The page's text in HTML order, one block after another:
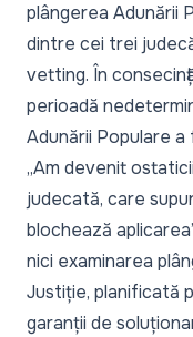
plângerea Adunării
dintre cei trei
vetting. În
perioadă
Adunării Populare
„Am devenit
judecată, care
blochează
nici examinarea
Justiție, planificată
garanții de